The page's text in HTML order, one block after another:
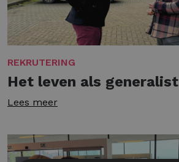
REKRUTERING
Het leven als generalist
Lees meer